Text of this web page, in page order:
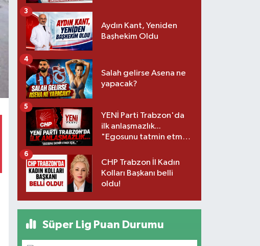
Aydın Kant, Yeniden
Başhekim Oldu
3
Salah gelirse Asena ne
yapacak?
4
YENİ Parti Trabzon'da
ilk anlaşmazlık...
"Egosunu tatmin etmek
5
CHP Trabzon İl Kadın
Kolları Başkanı belli
oldu!
6
Süper Lig Puan Durumu